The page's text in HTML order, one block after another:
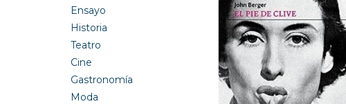
Ensayo
Historia
Teatro
Cine
Gastronomía
Moda